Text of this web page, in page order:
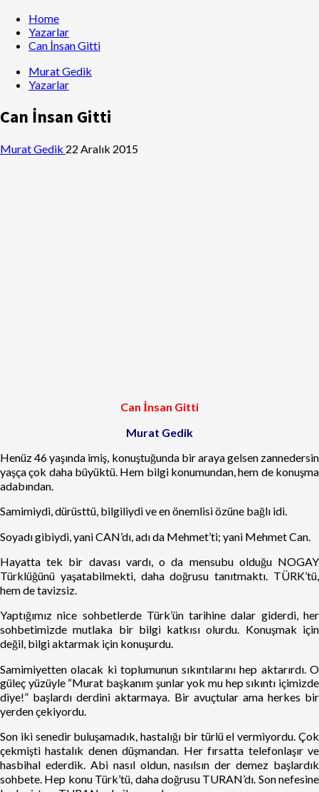
Home
Yazarlar
Can İnsan Gitti
Murat Gedik
Yazarlar
Can İnsan Gitti
Murat Gedik 22 Aralık 2015
Can İnsan Gitti
Murat Gedik
Henüz 46 yaşında imiş, konuştuğunda bir araya gelsen zannedersin
yaşça çok daha büyüktü. Hem bilgi konumundan, hem de konuşma
adabından.
Samimiydi, dürüsttü, bilgiliydi ve en önemlisi özüne bağlı idi.
Soyadı gibiydi, yani CAN’dı, adı da Mehmet’ti; yani Mehmet Can.
Hayatta tek bir davası vardı, o da mensubu olduğu NOGAY
Türklüğünü yaşatabilmekti, daha doğrusu tanıtmaktı. TÜRK’tü,
hem de tavizsiz.
Yaptığımız nice sohbetlerde Türk’ün tarihine dalar giderdi, her
sohbetimizde mutlaka bir bilgi katkısı olurdu. Konuşmak için
değil, bilgi aktarmak için konuşurdu.
Samimiyetten olacak ki toplumunun sıkıntılarını hep aktarırdı. O
güleç yüzüyle “Murat başkanım şunlar yok mu hep sıkıntı içimizde
diye!” başlardı derdini aktarmaya. Bir avuçtular ama herkes bir
yerden çekiyordu.
Son iki senedir buluşamadık, hastalığı bir türlü el vermiyordu. Çok
çekmişti hastalık denen düşmandan. Her fırsatta telefonlaşır ve
hasbihal ederdik. Abi nasıl oldun, nasılsın der demez başlardık
sohbete. Hep konu Türk’tü, daha doğrusu TURAN’dı. Son nefesine